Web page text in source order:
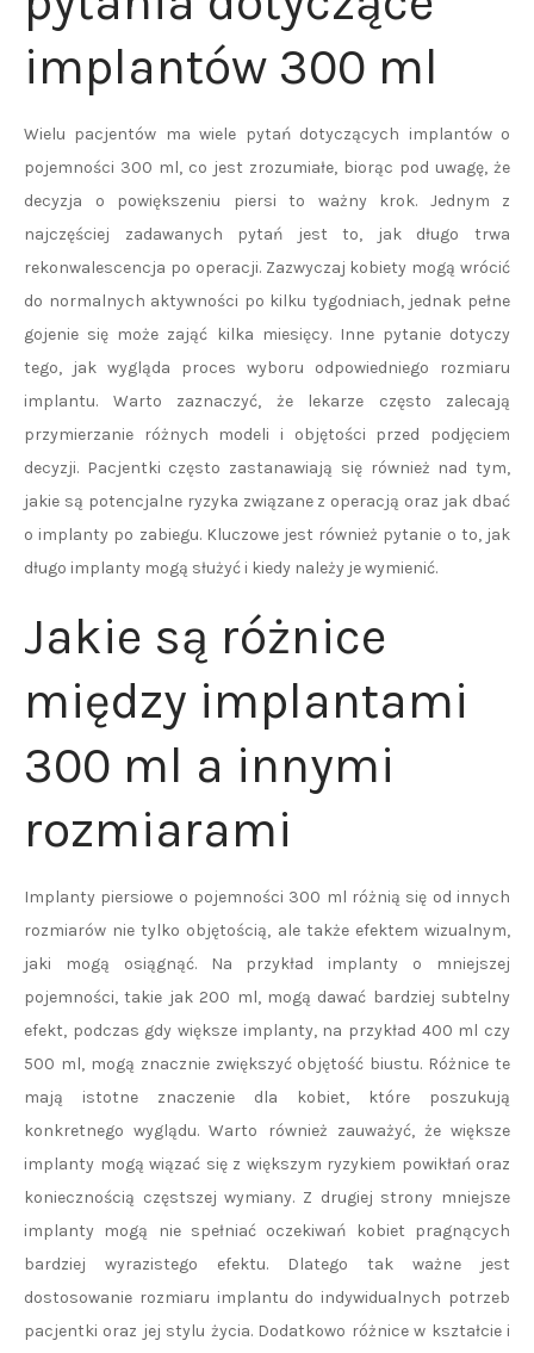
implantów 300 ml
Wielu pacjentów ma wiele pytań dotyczących implantów o
pojemności 300 ml, co jest zrozumiałe, biorąc pod uwagę, że
decyzja o powiększeniu piersi to ważny krok. Jednym z
najczęściej zadawanych pytań jest to, jak długo trwa
rekonwalescencja po operacji. Zazwyczaj kobiety mogą wrócić
do normalnych aktywności po kilku tygodniach, jednak pełne
gojenie się może zająć kilka miesięcy. Inne pytanie dotyczy
tego, jak wygląda proces wyboru odpowiedniego rozmiaru
implantu. Warto zaznaczyć, że lekarze często zalecają
przymierzanie różnych modeli i objętości przed podjęciem
decyzji. Pacjentki często zastanawiają się również nad tym,
jakie są potencjalne ryzyka związane z operacją oraz jak dbać
o implanty po zabiegu. Kluczowe jest również pytanie o to, jak
długo implanty mogą służyć i kiedy należy je wymienić.
Jakie są różnice
między implantami
300 ml a innymi
rozmiarami
Implanty piersiowe o pojemności 300 ml różnią się od innych
rozmiarów nie tylko objętością, ale także efektem wizualnym,
jaki mogą osiągnąć. Na przykład implanty o mniejszej
pojemności, takie jak 200 ml, mogą dawać bardziej subtelny
efekt, podczas gdy większe implanty, na przykład 400 ml czy
500 ml, mogą znacznie zwiększyć objętość biustu. Różnice te
mają istotne znaczenie dla kobiet, które poszukują
konkretnego wyglądu. Warto również zauważyć, że większe
implanty mogą wiązać się z większym ryzykiem powikłań oraz
koniecznością częstszej wymiany. Z drugiej strony mniejsze
implanty mogą nie spełniać oczekiwań kobiet pragnących
bardziej wyrazistego efektu. Dlatego tak ważne jest
dostosowanie rozmiaru implantu do indywidualnych potrzeb
pacjentki oraz jej stylu życia. Dodatkowo różnice w kształcie i